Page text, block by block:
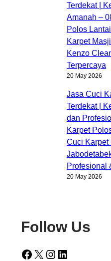
Terdekat |
Amanah –
Polos
Karpet
Kenzo
Terpercaya
20 May 2026
Jasa Cuci
Terdekat |
dan
Karpet
Cuci Karpet
Profesional
20 May 2026
Follow Us
Facebook X Instagram LinkedIn